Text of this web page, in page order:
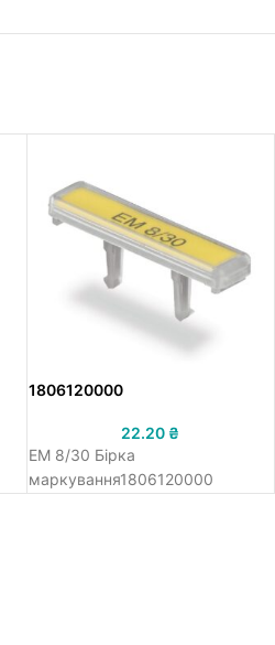
1806120000
22.20 ₴
EM 8/30 Бірка
маркування1806120000